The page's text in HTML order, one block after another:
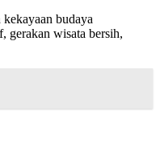
budaya
gerakan wisata bersih,